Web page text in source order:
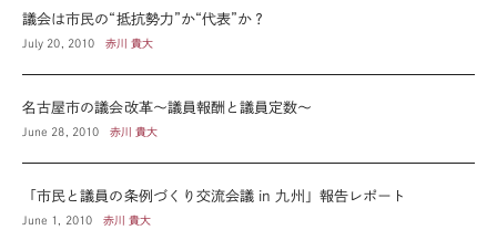
議会は市民の“抵抗勢力”か“代表”か？
July 20, 2010 赤川 貴大
名古屋市の議会改革～議員報酬と議員定数～
June 28, 2010 赤川 貴大
「市民と議員の条例づくり交流会議 in 九州」報告レポート
June 1, 2010 赤川 貴大